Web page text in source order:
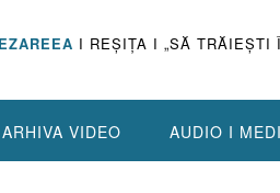
I REŞIŢA I „SĂ TRĂIEŞTI
ARHIVA VIDEO AUDIO I